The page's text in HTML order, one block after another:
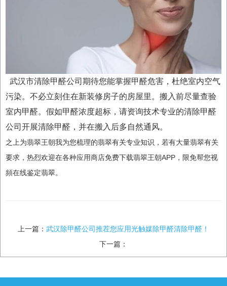
武汉市清除甲醛公司期待您能掌握甲醛危害，杜绝室内空气
污染。不必立刻住在新装修房子的房屋里。 搬入前尽量查验
室内甲醛。假如甲醛浓度超标，请资询技术专业的清除甲醛
公司开展清除甲醛，并在搬入后多自然通风。
之上为翡翠王朝我为您梳理的翡翠有关专业知识，若有大量翡翠有关
要求，热烈欢迎在各种应用商店免费下载翡翠王朝APP，限免帮您视
頻在线鉴定翡翠。
上一篇： 武汉除甲醛公司推茬您应用光触媒除甲醛清除甲醛！
下一篇：